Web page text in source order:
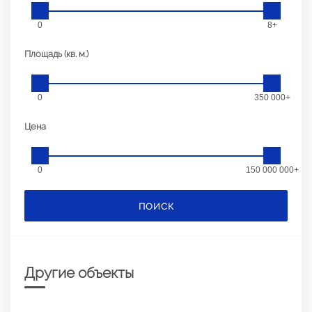
0 8+
Площадь (кв. м.)
0 350 000+
Цена
0 150 000 000+
ПОИСК
Другие объекты